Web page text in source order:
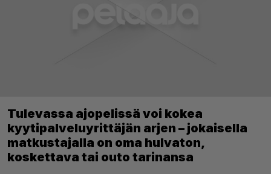
Tulevassa ajopelissä voi kokea
kyytipalveluyrittäjän arjen – jokaisella
matkustajalla on oma hulvaton,
koskettava tai outo tarinansa